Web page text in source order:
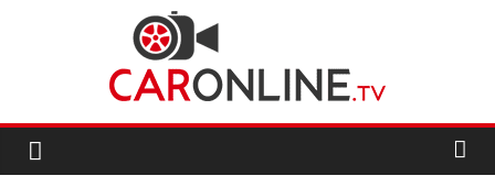
CarOnline.TV
CarOnline.TV